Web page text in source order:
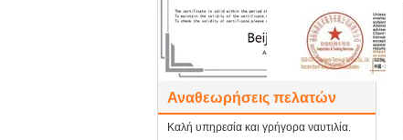
Αναθεωρήσεις πελατών
Καλή υπηρεσία και γρήγορα ναυτιλία.